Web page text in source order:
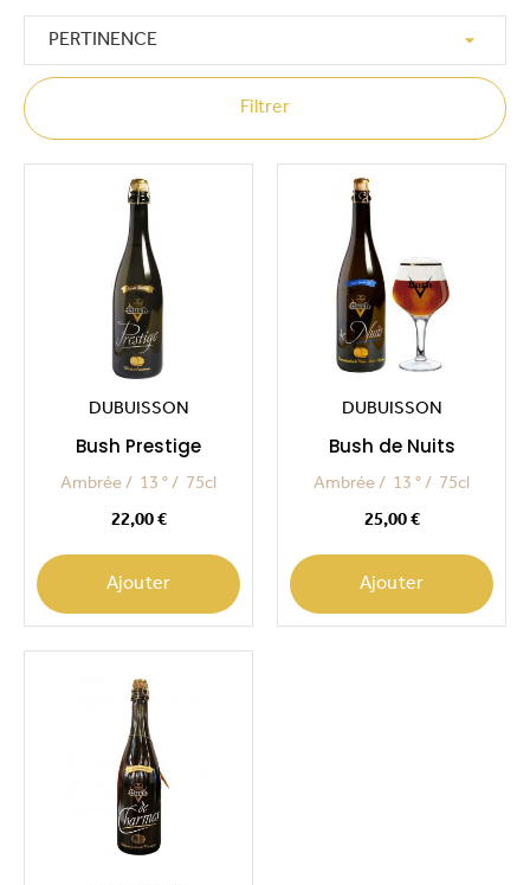
PERTINENCE 
Filtrer
DUBUISSON
Bush Prestige
Ambrée 13 ° 75cl
22,00 €
Ajouter
DUBUISSON
Bush de Nuits
Ambrée 13 ° 75cl
25,00 €
Ajouter